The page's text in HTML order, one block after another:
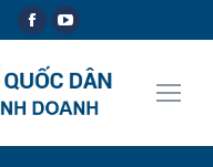
Facebook
opens
in
YouTube
opens
in